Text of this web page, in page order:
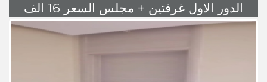
الدور الاول غرفتين + مجلس السعر 16 الف